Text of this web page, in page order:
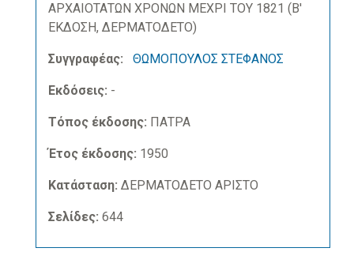
ΑΡΧΑΙΟΤΑΤΩΝ ΧΡΟΝΩΝ ΜΕΧΡΙ ΤΟΥ 1821 (Β'
ΕΚΔΟΣΗ, ΔΕΡΜΑΤΟΔΕΤΟ)
Συγγραφέας: ΘΩΜΟΠΟΥΛΟΣ ΣΤΕΦΑΝΟΣ
Εκδόσεις: -
Τόπος έκδοσης: ΠΑΤΡΑ
Έτος έκδοσης: 1950
Κατάσταση: ΔΕΡΜΑΤΟΔΕΤΟ ΑΡΙΣΤΟ
Σελίδες: 644